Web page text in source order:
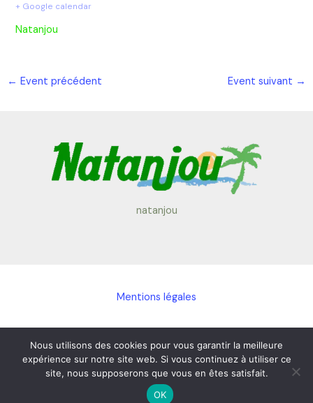
+ Google calendar
Natanjou
← Event précédent Event suivant →
natanjou
Mentions légales
Liens
Nous utilisons des cookies pour vous garantir la meilleure
expérience sur notre site web. Si vous continuez à utiliser ce
site, nous supposerons que vous en êtes satisfait.
OK